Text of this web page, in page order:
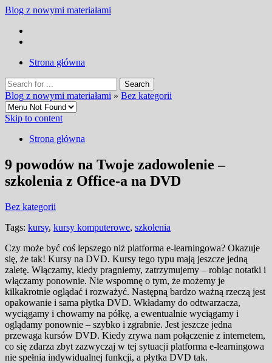
Blog z nowymi materiałami
Strona główna
Blog z nowymi materiałami » Bez kategorii
Skip to content
Strona główna
9 powodów na Twoje zadowolenie –
szkolenia z Office-a na DVD
Bez kategorii
Tags: kursy, kursy komputerowe, szkolenia
Czy może być coś lepszego niż platforma e-learningowa? Okazuje
się, że tak! Kursy na DVD. Kursy tego typu mają jeszcze jedną
zaletę. Włączamy, kiedy pragniemy, zatrzymujemy – robiąc notatki i
włączamy ponownie. Nie wspomnę o tym, że możemy je
kilkakrotnie oglądać i rozważyć. Następną bardzo ważną rzeczą jest
opakowanie i sama płytka DVD. Wkładamy do odtwarzacza,
wyciągamy i chowamy na półkę, a ewentualnie wyciągamy i
oglądamy ponownie – szybko i zgrabnie. Jest jeszcze jedna
przewaga kursów DVD. Kiedy zrywa nam połączenie z internetem,
co się zdarza zbyt zazwyczaj w tej sytuacji platforma e-learningowa
nie spełnia indywidualnej funkcji, a płytka DVD tak.